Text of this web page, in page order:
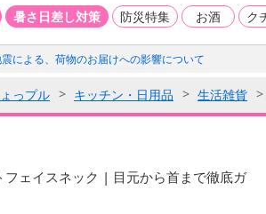
暑さ日差し対策 防災特集 お酒 ク
による、荷物のお届けへの影響について
っプル キッチン・日用品 生活雑貨
フェイスネック | 目元から首まで徹底ガ